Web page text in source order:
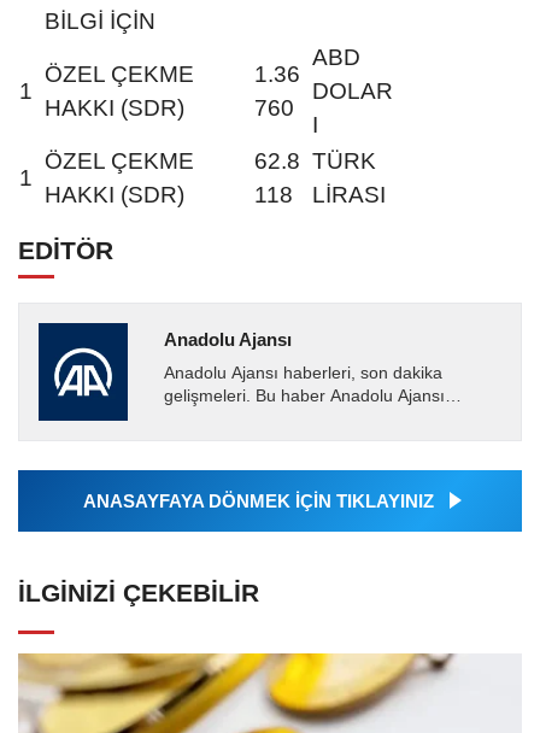
BİLGİ İÇİN
1
ÖZEL ÇEKME
HAKKI (SDR)
1.36
760
ABD
DOLAR
I
1
ÖZEL ÇEKME
HAKKI (SDR)
62.8
118
TÜRK
LİRASI
EDİTÖR
Anadolu Ajansı
Anadolu Ajansı haberleri, son dakika
gelişmeleri. Bu haber Anadolu Ajansı
tarafından geçilen tüm...
ANASAYFAYA DÖNMEK İÇİN TIKLAYINIZ
İLGINIZI ÇEKEBILIR